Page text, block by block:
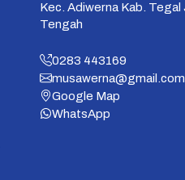
Kec. Adiwerna Kab. Tegal
Tengah
0283 443169
musawerna@gmail.com
Google Map
WhatsApp